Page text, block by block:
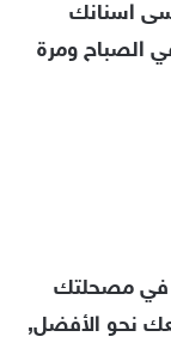
اسنانك
الصباح ومرة
في مصحلتك
نحو الأفضل,